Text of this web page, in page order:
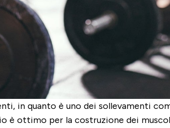
in quanto è uno dei sollevamenti
è ottimo per la costruzione dei